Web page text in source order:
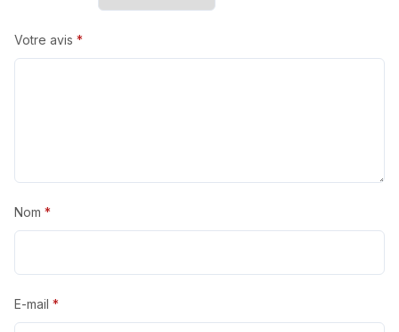
Votre avis *
Nom *
E-mail *